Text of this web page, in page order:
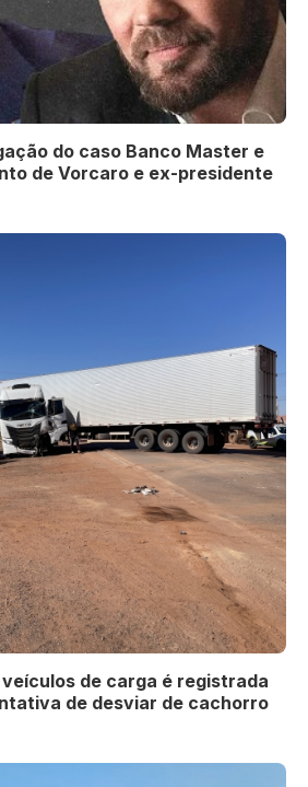
do caso Banco Master e
de Vorcaro e ex-presidente
de carga é registrada
de desviar de cachorro